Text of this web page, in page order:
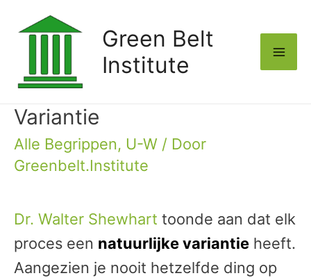
Green Belt
Institute
Variantie
Alle Begrippen, U-W / Door
Greenbelt.Institute
Dr. Walter Shewhart toonde aan dat elk
proces een natuurlijke variantie heeft.
Aangezien je nooit hetzelfde ding op